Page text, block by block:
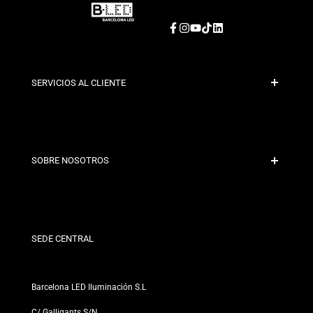
Facebook
Instagram
YouTube
TikTokLinkedIn
SERVICIOS AL CLIENTE
Contacto
SOBRE NOSOTROS
Nuestras Tiendas
SEDE CENTRAL
Barcelona LED Iluminación S.L